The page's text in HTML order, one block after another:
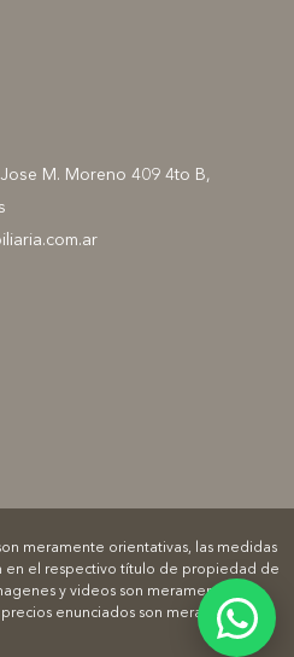
M. Moreno 409 4to B,
meramente orientativas, las medidas
en el respectivo título de propiedad de
y videos son meramente
enunciados son meramente